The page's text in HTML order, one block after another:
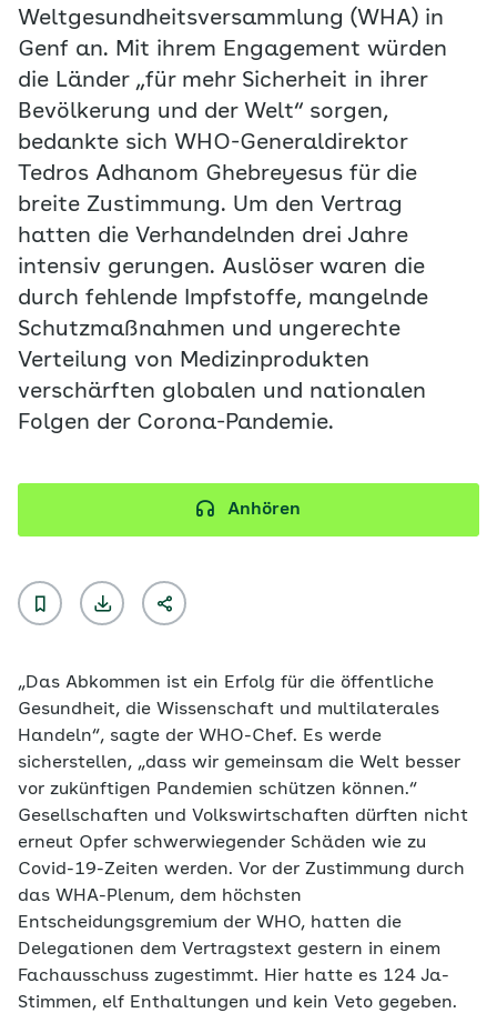
Weltgesundheitsversammlung (WHA) in
Genf an. Mit ihrem Engagement würden
die Länder „für mehr Sicherheit in ihrer
Bevölkerung und der Welt“ sorgen,
bedankte sich WHO-Generaldirektor
Tedros Adhanom Ghebreyesus für die
breite Zustimmung. Um den Vertrag
hatten die Verhandelnden drei Jahre
intensiv gerungen. Auslöser waren die
durch fehlende Impfstoffe, mangelnde
Schutzmaßnahmen und ungerechte
Verteilung von Medizinprodukten
verschärften globalen und nationalen
Folgen der Corona-Pandemie.
Anhören
„Das Abkommen ist ein Erfolg für die öffentliche
Gesundheit, die Wissenschaft und multilaterales
Handeln“, sagte der WHO-Chef. Es werde
sicherstellen, „dass wir gemeinsam die Welt besser
vor zukünftigen Pandemien schützen können.“
Gesellschaften und Volkswirtschaften dürften nicht
erneut Opfer schwerwiegender Schäden wie zu
Covid-19-Zeiten werden. Vor der Zustimmung durch
das WHA-Plenum, dem höchsten
Entscheidungsgremium der WHO, hatten die
Delegationen dem Vertragstext gestern in einem
Fachausschuss zugestimmt. Hier hatte es 124 Ja-
Stimmen, elf Enthaltungen und kein Veto gegeben.